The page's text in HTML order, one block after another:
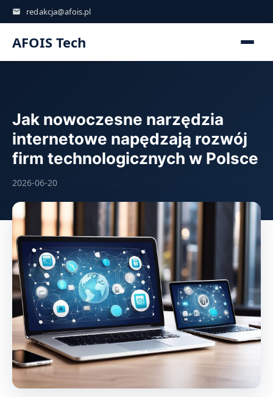
redakcja@afois.pl
AFOIS Tech
Jak nowoczesne narzędzia
internetowe napędzają rozwój
firm technologicznych w Polsce
2026-06-20